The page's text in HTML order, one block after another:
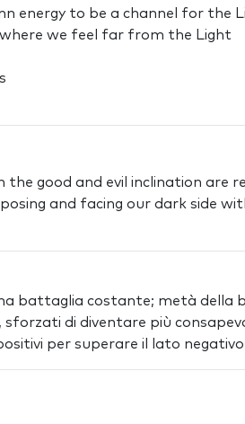
energy to be a channel for the
we feel far from the Light
good and evil inclination are
and facing our dark side
battaglia costante; metà della
di diventare più
per superare il lato